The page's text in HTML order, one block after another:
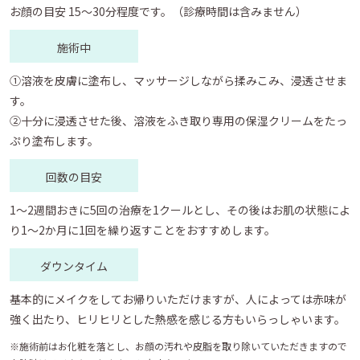
お顔の目安 15～30分程度です。（診療時間は含みません）
施術中
①溶液を皮膚に塗布し、マッサージしながら揉みこみ、浸透させま
す。
②十分に浸透させた後、溶液をふき取り専用の保湿クリームをたっ
ぷり塗布します。
回数の目安
1～2週間おきに5回の治療を1クールとし、その後はお肌の状態によ
り1～2か月に1回を繰り返すことをおすすめします。
ダウンタイム
基本的にメイクをしてお帰りいただけますが、人によっては赤味が
強く出たり、ヒリヒリとした熱感を感じる方もいらっしゃいます。
※施術前はお化粧を落とし、お顔の汚れや皮脂を取り除いていただきますので